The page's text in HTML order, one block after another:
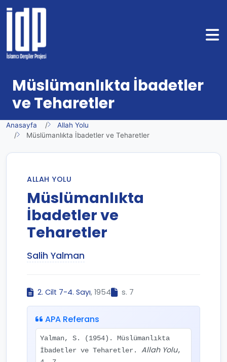
Müslümanlıkta İbadetler
ve Teharetler
Anasayfa
Allah Yolu
Müslümanlıkta İbadetler ve Teharetler
ALLAH YOLU
Müslümanlıkta
İbadetler ve
Teharetler
Salih Yalman
2. Cilt 7-4. Sayı, 1954 s. 7
APA Referans
Yalman, S. (1954). Müslümanlıkta
İbadetler ve Teharetler. Allah Yolu,